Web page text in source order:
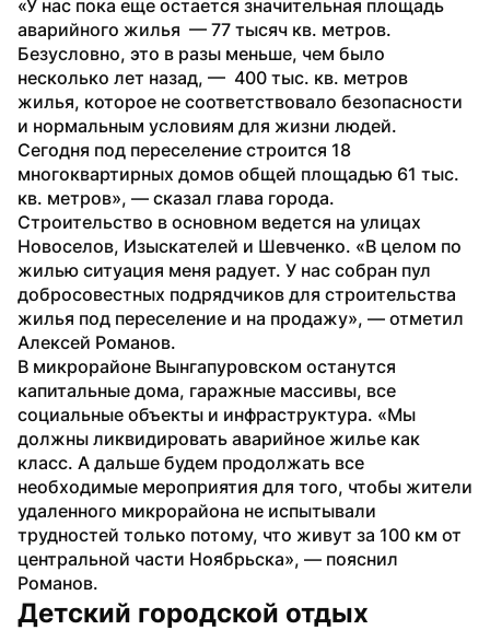
«У нас пока еще остается значительная площадь
аварийного жилья  — 77 тысяч кв. метров.
Безусловно, это в разы меньше, чем было
несколько лет назад, —  400 тыс. кв. метров
жилья, которое не соответствовало безопасности
и нормальным условиям для жизни людей.
Сегодня под переселение строится 18
многоквартирных домов общей площадью 61 тыс.
кв. метров», — сказал глава города.
Строительство в основном ведется на улицах
Новоселов, Изыскателей и Шевченко. «В целом по
жилью ситуация меня радует. У нас собран пул
добросовестных подрядчиков для строительства
жилья под переселение и на продажу», — отметил
Алексей Романов.
В микрорайоне Вынгапуровском останутся
капитальные дома, гаражные массивы, все
социальные объекты и инфраструктура. «Мы
должны ликвидировать аварийное жилье как
класс. А дальше будем продолжать все
необходимые мероприятия для того, чтобы жители
удаленного микрорайона не испытывали
трудностей только потому, что живут за 100 км от
центральной части Ноябрьска», — пояснил
Романов.
Детский городской отдых